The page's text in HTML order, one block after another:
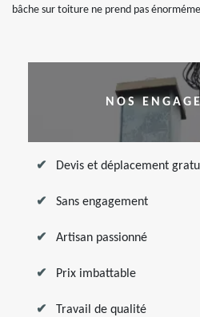
bâche sur toiture ne prend pas
NOS
Devis et déplacement
Sans engagement
Artisan passionné
Prix imbattable
Travail de qualité